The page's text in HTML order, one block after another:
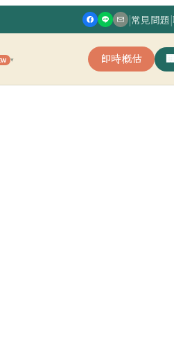
|常見問題|
▾ 即時概估